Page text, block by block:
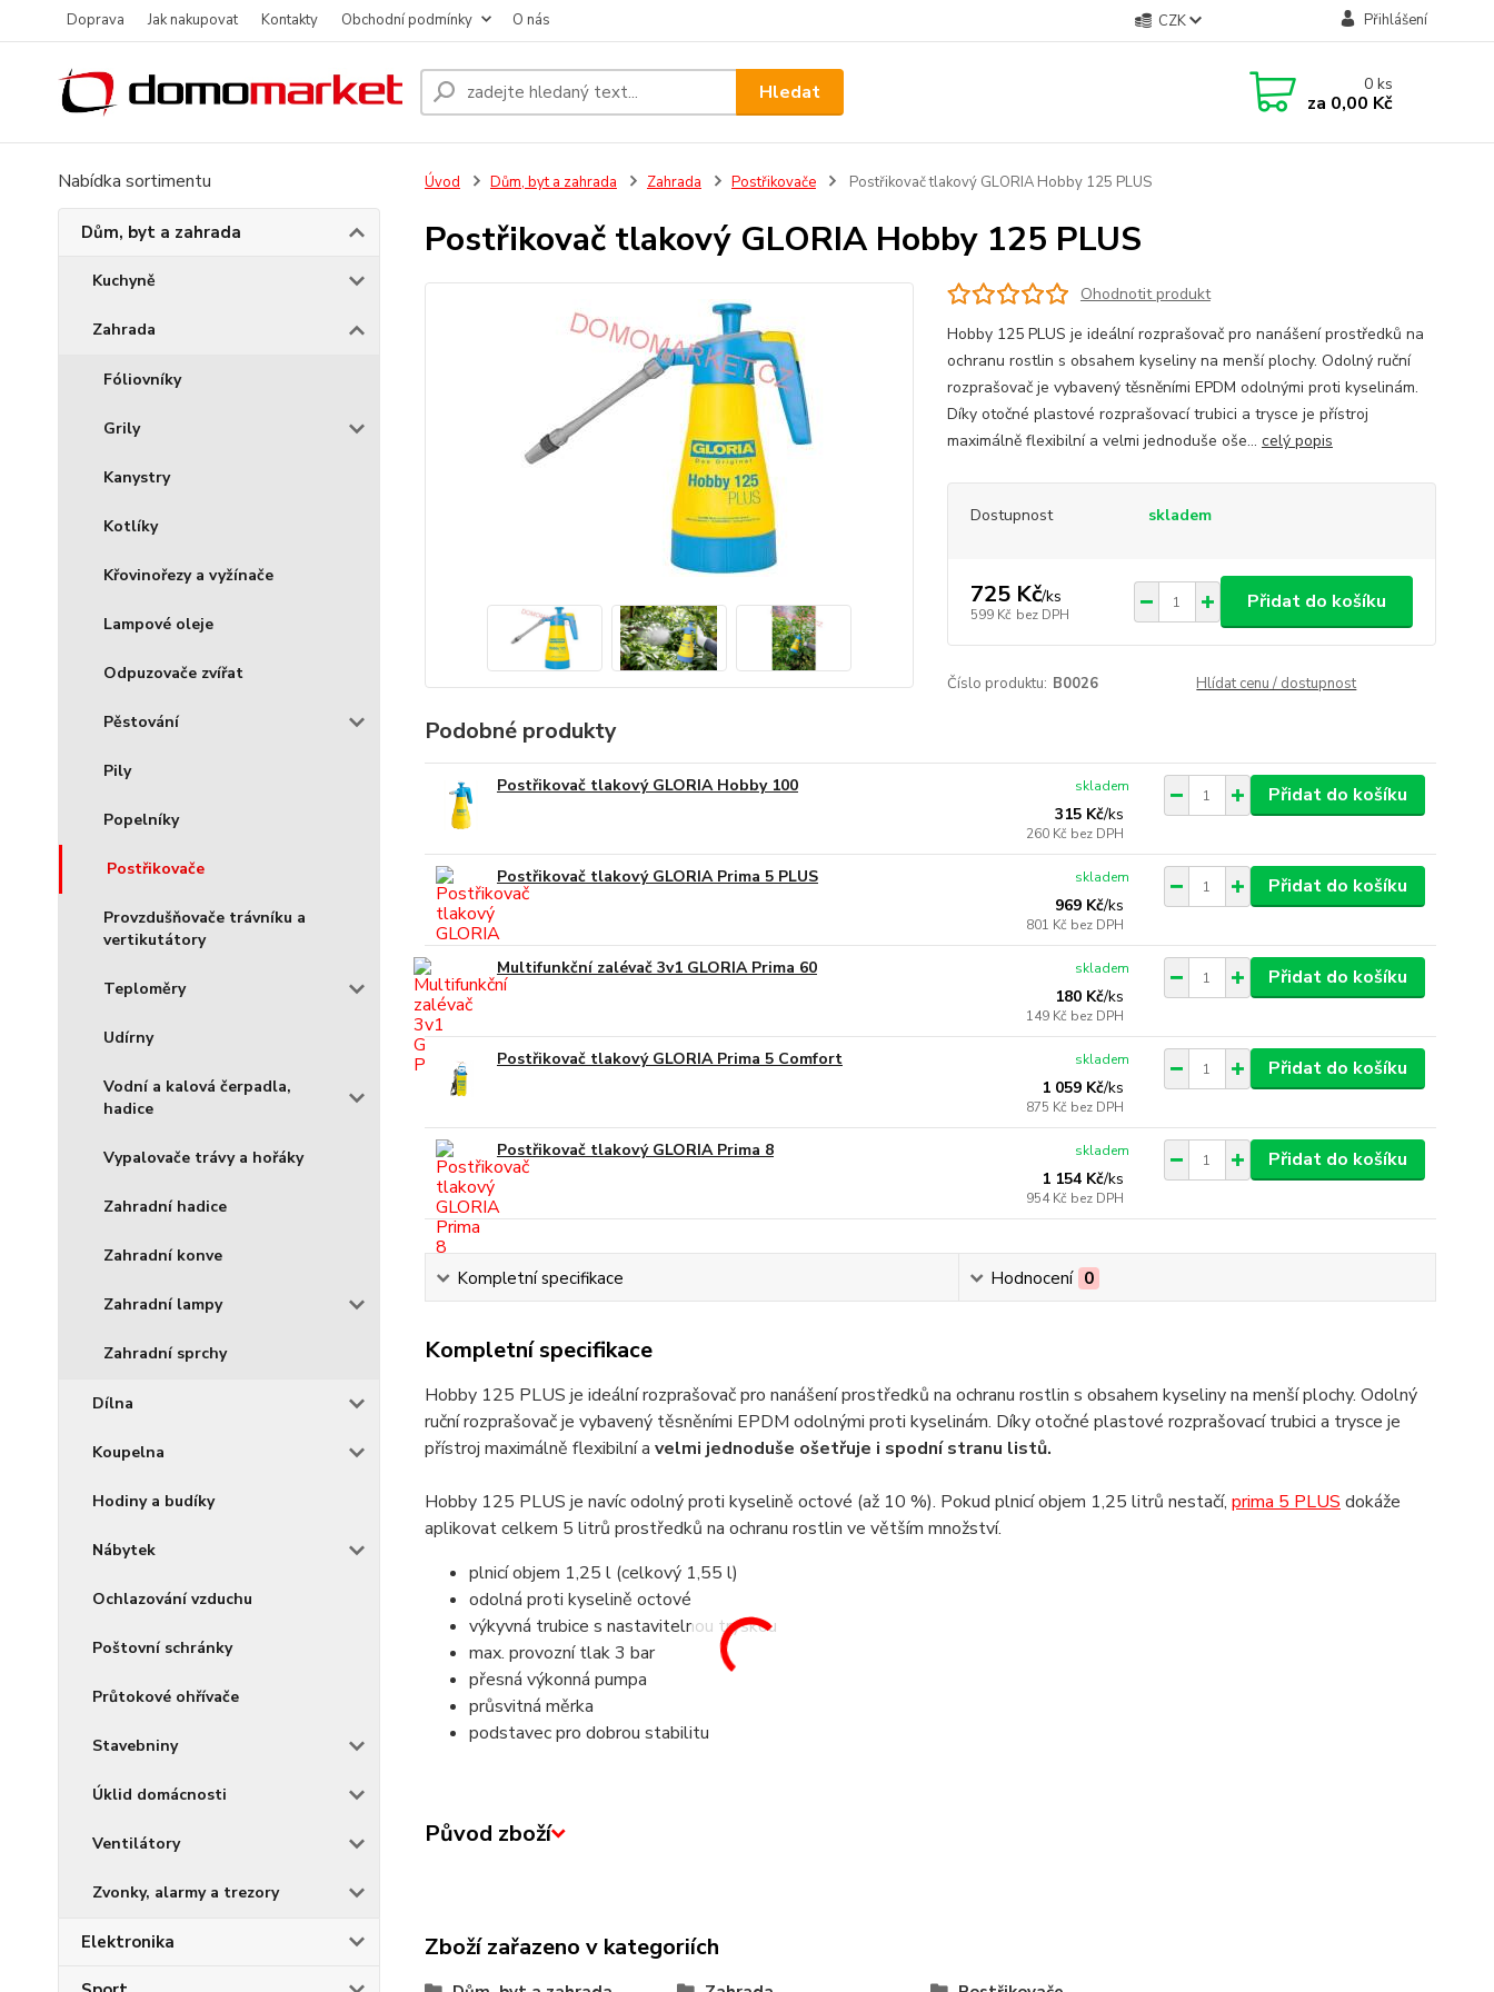
Doprava Jak nakupovat Kontakty Obchodní podmínky O nás CZK Přihlášení
Hledat 0ks
za 0,00 Kč
Nabídka sortimentu
Dům, byt a zahrada
Kuchyně
Zahrada
Fóliovníky
Grily
Kanystry
Kotlíky
Křovinořezy a vyžínače
Lampové oleje
Odpuzovače zvířat
Pěstování
Pily
Popelníky
Postřikovače
Provzdušňovače trávníku a
vertikutátory
Teploměry
Udírny
Vodní a kalová čerpadla,
hadice
Vypalovače trávy a hořáky
Zahradní hadice
Zahradní konve
Zahradní lampy
Zahradní sprchy
Dílna
Koupelna
Hodiny a budíky
Nábytek
Ochlazování vzduchu
Poštovní schránky
Průtokové ohřívače
Stavebniny
Úklid domácnosti
Ventilátory
Zvonky, alarmy a trezory
Elektronika
Úvod Dům, byt a zahrada Zahrada Postřikovače Postřikovač tlakový GLORIA Hobby 125 PLUS
Postřikovač tlakový GLORIA Hobby 125 PLUS
Ohodnotit produkt
Hobby 125 PLUS je ideální rozprašovač pro nanášení prostředků na
ochranu rostlin s obsahem kyseliny na menší plochy. Odolný ruční
rozprašovač je vybavený těsněními EPDM odolnými proti kyselinám.
Díky otočné plastové rozprašovací trubici a trysce je přístroj
maximálně flexibilní a velmi jednoduše oše... celý popis
Dostupnost skladem
725 Kč/ks
599 Kč bez DPH
Přidat do košíku
Číslo produktu: B0026 Hlídat cenu / dostupnost
Podobné produkty
Postřikovač tlakový GLORIA Hobby 100
315 Kč/ks
260 Kč bez DPH
skladem Přidat do košíku
Postřikovač tlakový GLORIA Prima 5 PLUS
969 Kč/ks
801 Kč bez DPH
skladem Přidat do košíku
Multifunkční zalévač 3v1 GLORIA Prima 60
180 Kč/ks
149 Kč bez DPH
skladem Přidat do košíku
Postřikovač tlakový GLORIA Prima 5 Comfort
1 059 Kč/ks
875 Kč bez DPH
skladem Přidat do košíku
Postřikovač tlakový GLORIA Prima 8
1 154 Kč/ks
954 Kč bez DPH
skladem Přidat do košíku
Kompletní specifikace Hodnocení 0
Kompletní specifikace
Hobby 125 PLUS je ideální rozprašovač pro nanášení prostředků na ochranu rostlin s obsahem kyseliny na menší plochy. Odolný
ruční rozprašovač je vybavený těsněními EPDM odolnými proti kyselinám. Díky otočné plastové rozprašovací trubici a trysce je
přístroj maximálně flexibilní a velmi jednoduše ošetřuje i spodní stranu listů.
Hobby 125 PLUS je navíc odolný proti kyselině octové (až 10 %). Pokud plnicí objem 1,25 litrů nestačí, prima 5 PLUS dokáže
aplikovat celkem 5 litrů prostředků na ochranu rostlin ve větším množství.
plnicí objem 1,25 l (celkový 1,55 l)
odolná proti kyselině octové
výkyvná trubice s nastavitelnou tryskou
max. provozní tlak 3 bar
přesná výkonná pumpa
průsvitná měrka
podstavec pro dobrou stabilitu
Původ zboží
Zboží zařazeno v kategoriích